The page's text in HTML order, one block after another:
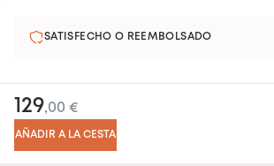
SATISFECHO O REEMBOLSADO
129,00 €
AÑADIR A LA CESTA